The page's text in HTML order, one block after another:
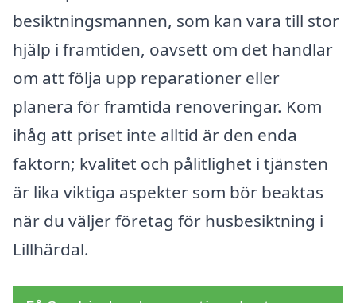
besiktningsmannen, som kan vara till stor
hjälp i framtiden, oavsett om det handlar
om att följa upp reparationer eller
planera för framtida renoveringar. Kom
ihåg att priset inte alltid är den enda
faktorn; kvalitet och pålitlighet i tjänsten
är lika viktiga aspekter som bör beaktas
när du väljer företag för husbesiktning i
Lillhärdal.